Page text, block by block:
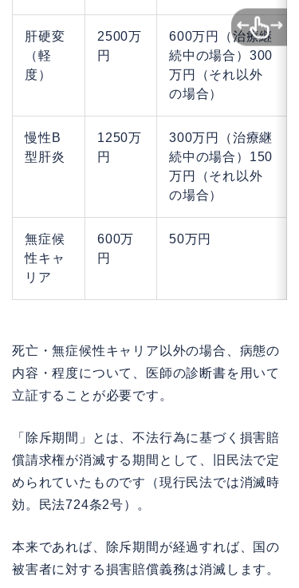
肝硬変
（軽
度）
2500万
円
600万円（治療継
続中の場合）300
万円（それ以外
の場合）
慢性B
型肝炎
1250万
円
300万円（治療継
続中の場合）150
万円（それ以外
の場合）
無症候
性キャ
リア
600万
円
50万円
死亡・無症候性キャリア以外の場合、病態の
内容・程度について、医師の診断書を用いて
立証することが必要です。
「除斥期間」とは、不法行為に基づく損害賠
償請求権が消滅する期間として、旧民法で定
められていたものです（現行民法では消滅時
効。
民法724条2号）。
本来であれば、除斥期間が経過すれば、国の
被害者に対する損害賠償義務は消滅します。